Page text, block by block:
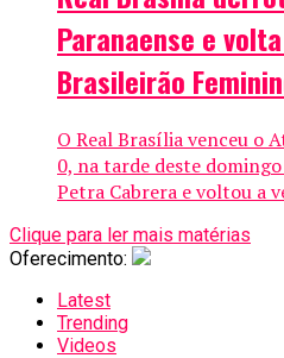
Paranaense e
Brasileirão
O Real Brasília venceu o
0, na tarde deste
Petra Cabrera e voltou a
Clique para ler mais matérias
Oferecimento:
Latest
Trending
Videos